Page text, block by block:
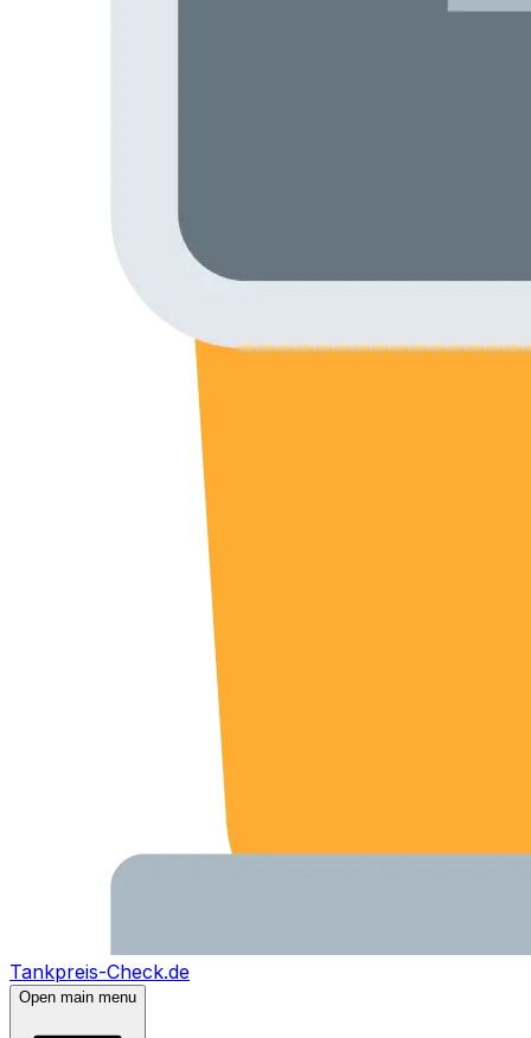
Tankpreis-Check.de
Open main menu